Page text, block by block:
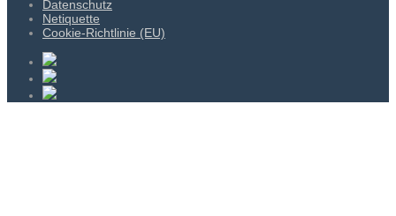
Datenschutz
Netiquette
Cookie-Richtlinie (EU)